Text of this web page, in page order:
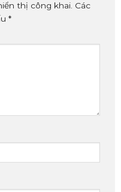
thị công khai. Các
*